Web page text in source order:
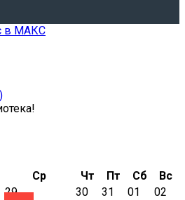
в МАКС
Ср Чт Пт Сб
Вс
29 30 31 01 02